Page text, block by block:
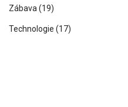
Zábava (19)
Technologie (17)